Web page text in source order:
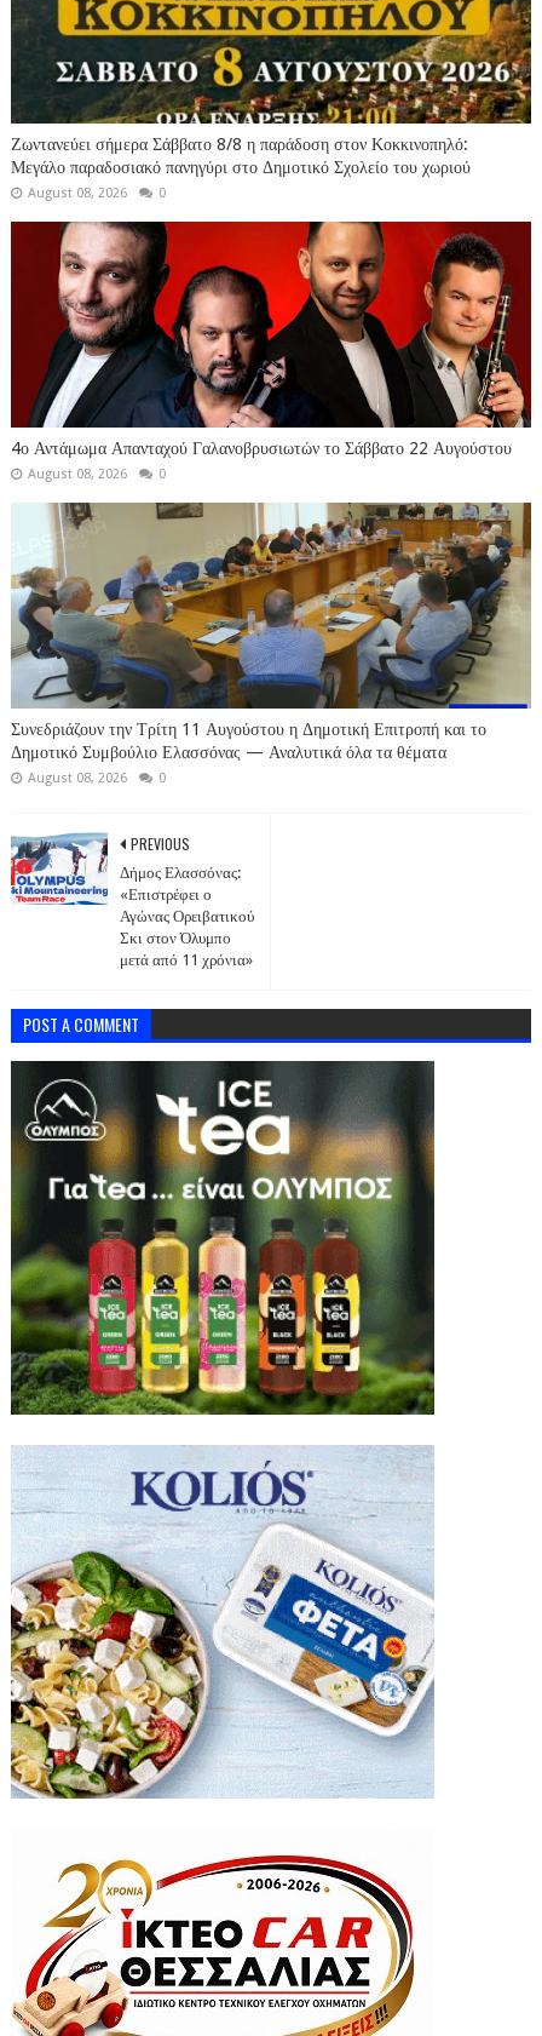
Ζωντανεύει σήμερα Σάββατο 8/8 η παράδοση στον Κοκκινοπηλό:
Μεγάλο παραδοσιακό πανηγύρι στο Δημοτικό Σχολείο του χωριού
August 08, 2026 0
4ο Αντάμωμα Απανταχού Γαλανοβρυσιωτών το Σάββατο 22 Αυγούστου
August 08, 2026 0
Συνεδριάζουν την Τρίτη 11 Αυγούστου η Δημοτική Επιτροπή και το
Δημοτικό Συμβούλιο Ελασσόνας — Αναλυτικά όλα τα θέματα
August 08, 2026 0
PREVIOUS
Δήμος Ελασσόνας:
«Επιστρέφει ο
Αγώνας Ορειβατικού
Σκι στον Όλυμπο
μετά από 11 χρόνια»
POST A COMMENT